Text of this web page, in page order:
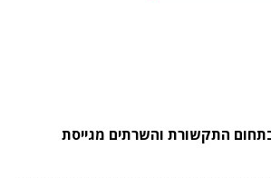
התקשורת והשרתים מגייסת